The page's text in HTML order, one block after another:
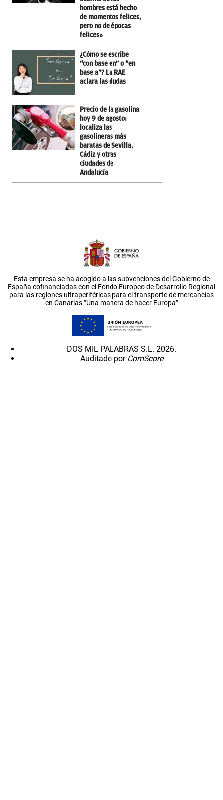
hombres está hecho
de momentos felices,
pero no de épocas
felices»
¿Cómo se escribe
“con base en” o “en
base a”? La RAE
aclara las dudas
Precio de la gasolina
hoy 9 de agosto:
localiza las
gasolineras más
baratas de Sevilla,
Cádiz y otras
ciudades de
Andalucía
Esta empresa se ha acogido a las subvenciones del Gobierno de
España cofinanciadas con el Fondo Europeo de Desarrollo Regional
para las regiones ultraperiféricas para el transporte de mercancías
en Canarias.”Una manera de hacer Europa”
DOS MIL PALABRAS S.L. 2026.
Auditado por ComScore